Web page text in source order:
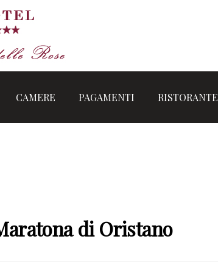
CAMERE PAGAMENTI RISTORANTE
di Oristano